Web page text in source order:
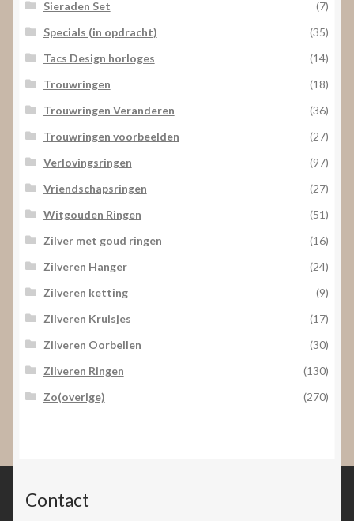
Specials (in opdracht)
(35)
Tacs Design horloges
(14)
Trouwringen
(18)
Trouwringen Veranderen
(36)
Trouwringen voorbeelden
(27)
Verlovingsringen
(97)
Vriendschapsringen
(27)
Witgouden Ringen
(51)
Zilver met goud ringen
(16)
Zilveren Hanger
(24)
Zilveren ketting
(9)
Zilveren Kruisjes
(17)
Zilveren Oorbellen
(30)
Zilveren Ringen
(130)
Zo(overige)
(270)
Contact